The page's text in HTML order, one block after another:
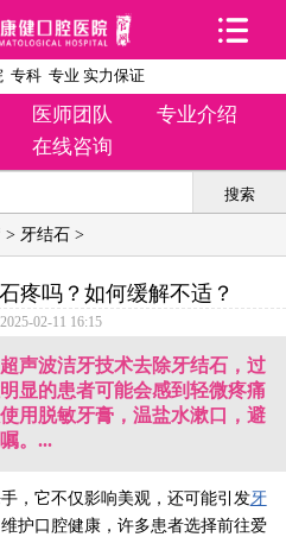
专科 专业 实力保证
医师团队
专业介绍
在线咨询
搜索
> 牙结石 >
疼吗？如何缓解不适？
02-11 16:15
声波洁牙技术去除牙结石，过
显的患者可能会感到轻微疼痛
用脱敏牙膏，温盐水漱口，避
。...
，它不仅影响美观，还可能引发牙
护口腔健康，许多患者选择前往爱